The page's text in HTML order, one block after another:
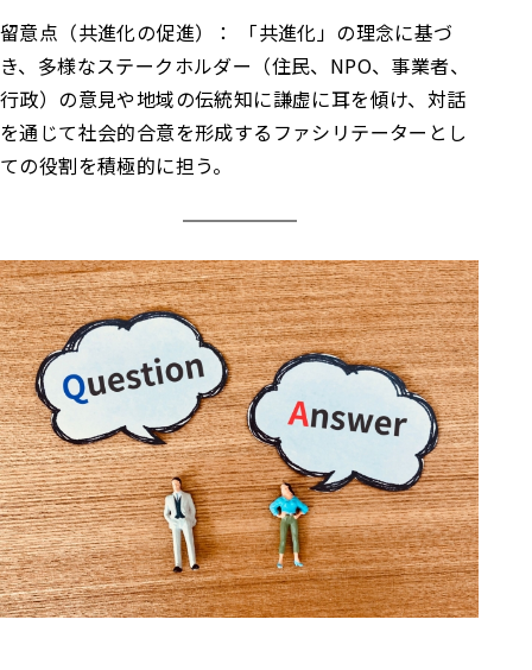
留意点（共進化の促進）： 「共進化」の理念に基づ
き、多様なステークホルダー（住民、NPO、事業者、
行政）の意見や地域の伝統知に謙虚に耳を傾け、対話
を通じて社会的合意を形成するファシリテーターとし
ての役割を積極的に担う。